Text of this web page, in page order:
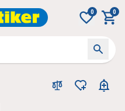
0 0